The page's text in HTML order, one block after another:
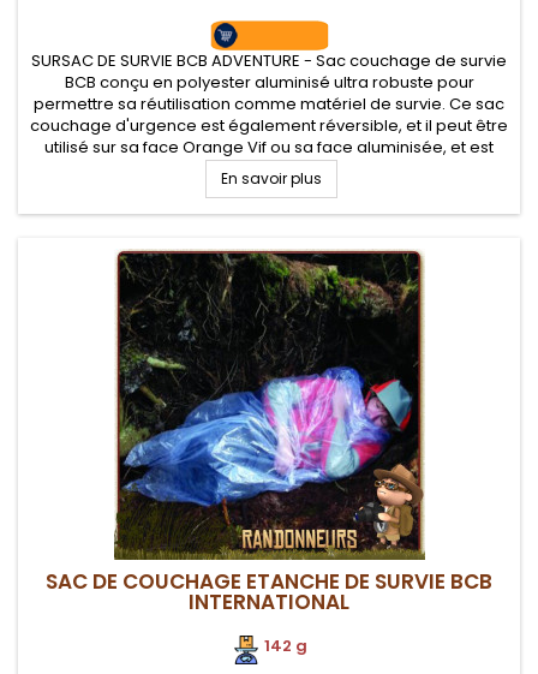
SURSAC DE SURVIE BCB ADVENTURE - Sac couchage de survie
BCB conçu en polyester aluminisé ultra robuste pour
permettre sa réutilisation comme matériel de survie. Ce sac
couchage d'urgence est également réversible, et il peut être
utilisé sur sa face Orange Vif ou sa face aluminisée, et est
aussi utilisable en bivy bag ou sursac de couchage
En savoir plus
SAC DE COUCHAGE ETANCHE DE SURVIE BCB
INTERNATIONAL
142 g